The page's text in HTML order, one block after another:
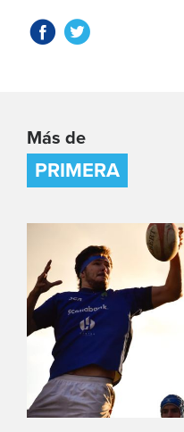
Más de
PRIMERA